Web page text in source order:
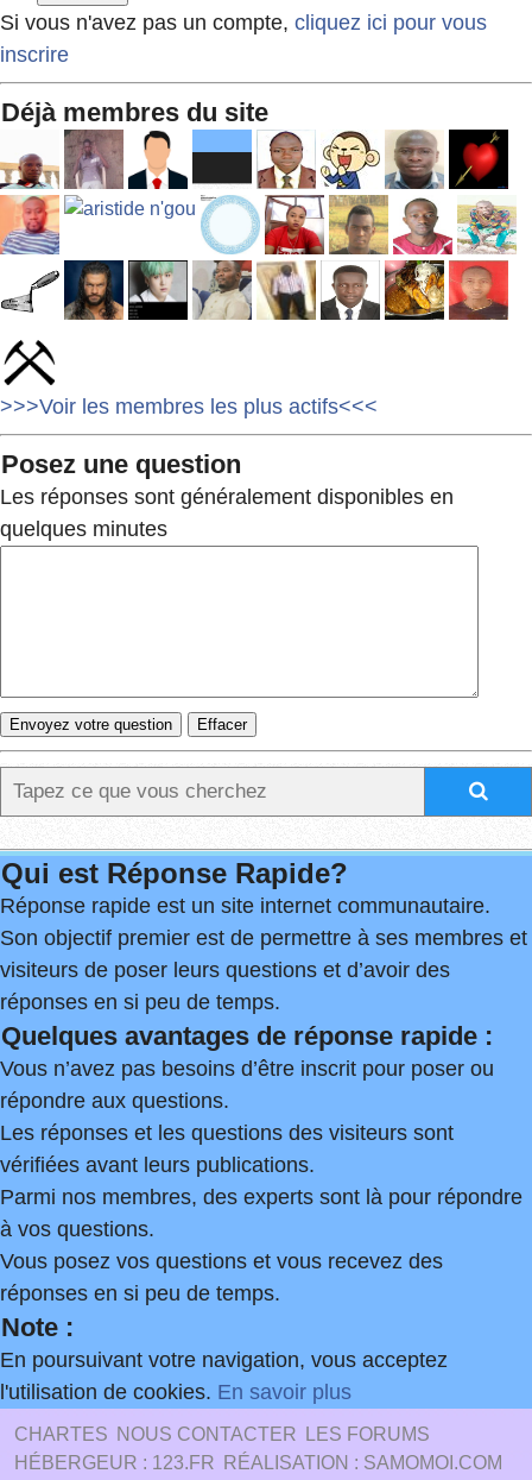
Si vous n'avez pas un compte, cliquez ici pour vous
inscrire
Déjà membres du site
>>>Voir les membres les plus actifs<<<
Posez une question
Les réponses sont généralement disponibles en
quelques minutes
Qui est Réponse Rapide?
Réponse rapide est un site internet communautaire.
Son objectif premier est de permettre à ses membres et
visiteurs de poser leurs questions et d’avoir des
réponses en si peu de temps.
Quelques avantages de réponse rapide :
Vous n’avez pas besoins d’être inscrit pour poser ou
répondre aux questions.
Les réponses et les questions des visiteurs sont
vérifiées avant leurs publications.
Parmi nos membres, des experts sont là pour répondre
à vos questions.
Vous posez vos questions et vous recevez des
réponses en si peu de temps.
Note :
En poursuivant votre navigation, vous acceptez
l'utilisation de cookies. En savoir plus
CHARTES NOUS CONTACTER
LES FORUMS
HÉBERGEUR : 123.FR
RÉALISATION : SAMOMOI.COM